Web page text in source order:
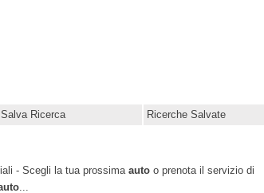
Salva Ricerca Ricerche Salvate